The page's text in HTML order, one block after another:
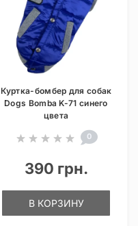
Куртка-бомбер для собак
Dogs Bomba K-71 синего
цвета
0
390 грн.
В КОРЗИНУ